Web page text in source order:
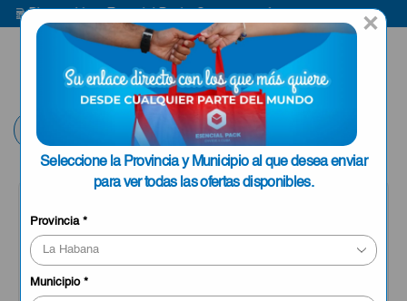
×
Seleccione la Provincia y Municipio al que desea enviar
para ver todas las ofertas disponibles.
Provincia*
Municipio*
Bienvenido a Esencial Pack
ENVIAR A LA
HABANA